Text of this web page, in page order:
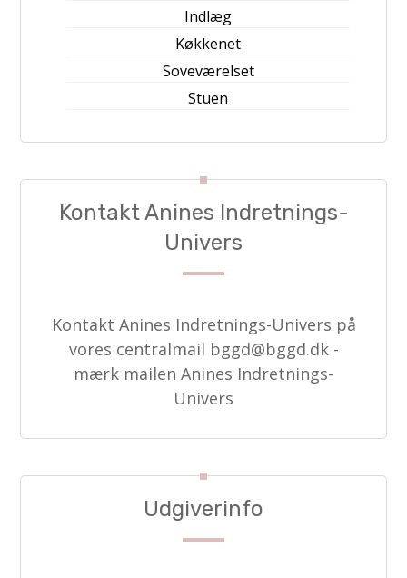
Indlæg
Køkkenet
Soveværelset
Stuen
Kontakt Anines Indretnings-
Univers
Kontakt Anines Indretnings-Univers på
vores centralmail bggd@bggd.dk-
mærk mailen Anines Indretnings-
Univers
Udgiverinfo